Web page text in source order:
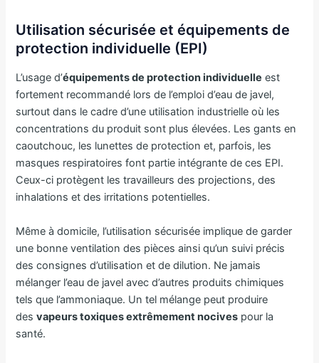
Utilisation sécurisée et équipements de
protection individuelle (EPI)
L’usage d’équipements de protection individuelle est
fortement recommandé lors de l’emploi d’eau de javel,
surtout dans le cadre d’une utilisation industrielle où les
concentrations du produit sont plus élevées. Les gants en
caoutchouc, les lunettes de protection et, parfois, les
masques respiratoires font partie intégrante de ces EPI.
Ceux-ci protègent les travailleurs des projections, des
inhalations et des irritations potentielles.
Même à domicile, l’utilisation sécurisée implique de garder
une bonne ventilation des pièces ainsi qu’un suivi précis
des consignes d’utilisation et de dilution. Ne jamais
mélanger l’eau de javel avec d’autres produits chimiques
tels que l’ammoniaque. Un tel mélange peut produire
desvapeurs toxiques extrêmement nocives pour la
santé.